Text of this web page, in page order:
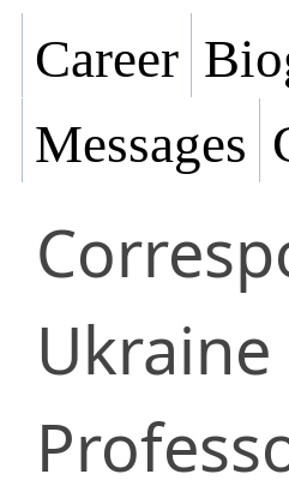
Career
Messages
Ukraine